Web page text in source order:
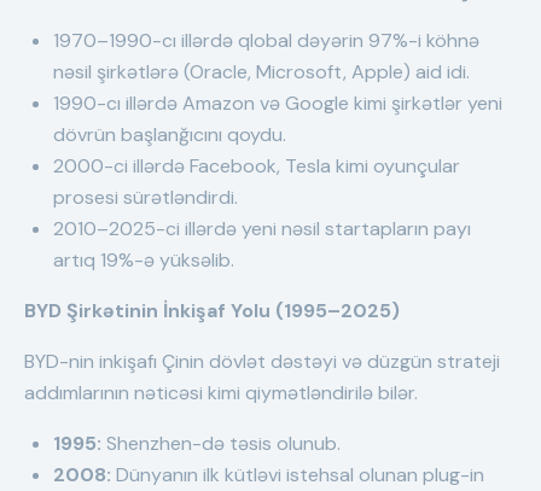
1970–1990-cı illərdə qlobal dəyərin 97%-i köhnə
nəsil şirkətlərə (Oracle, Microsoft, Apple) aid idi.
1990-cı illərdə Amazon və Google kimi şirkətlər yeni
dövrün başlanğıcını qoydu.
2000-ci illərdə Facebook, Tesla kimi oyunçular
prosesi sürətləndirdi.
2010–2025-ci illərdə yeni nəsil startapların payı
artıq 19%-ə yüksəlib.
BYD Şirkətinin İnkişaf Yolu (1995–2025)
BYD-nin inkişafı Çinin dövlət dəstəyi və düzgün strateji
addımlarının nəticəsi kimi qiymətləndirilə bilər.
1995: Shenzhen-də təsis olunub.
2008: Dünyanın ilk kütləvi istehsal olunan plug-in